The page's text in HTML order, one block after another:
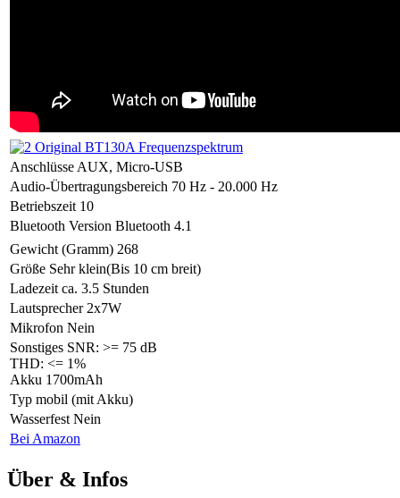
Anschlüsse AUX, Micro-USB
Audio-Übertragungsbereich 70 Hz - 20.000 Hz
Betriebszeit 10
Bluetooth Version Bluetooth 4.1
Gewicht (Gramm) 268
Größe Sehr klein(Bis 10 cm breit)
Ladezeit ca. 3.5 Stunden
Lautsprecher2x7W
Mikrofon Nein
Sonstiges SNR: >= 75 dB
THD: <= 1%
Akku 1700mAh
Typ mobil (mit Akku)
Wasserfest Nein
Bei Amazon
Über & Infos